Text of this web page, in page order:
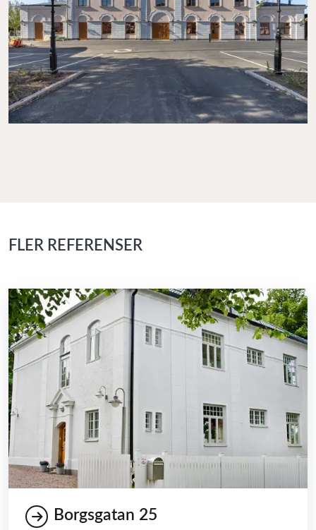
FLER REFERENSER
Borgsgatan 25